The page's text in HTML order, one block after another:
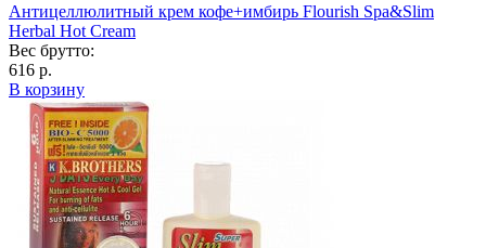
Антицеллюлитный крем кофе+имбирь Flourish Spa&Slim
Herbal Hot Cream
Вес брутто:
616 р.
В корзину